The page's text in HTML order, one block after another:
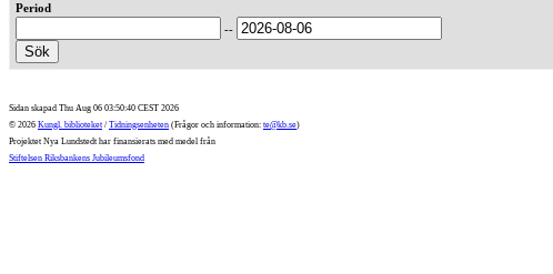
Period
--
Sidan skapad Thu Aug 06 03:50:40 CEST 2026
© 2026 Kungl. biblioteket / Tidningsenheten (Frågor och information: te@kb.se)
Projektet Nya Lundstedt har finansierats med medel från
Stiftelsen Riksbankens Jubileumsfond